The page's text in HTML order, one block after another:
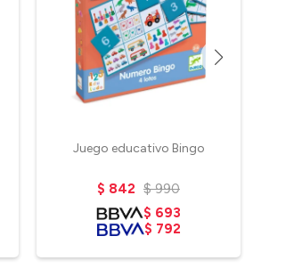
Juego educativo Bingo
$ 842 $ 990
$ 693
$ 792